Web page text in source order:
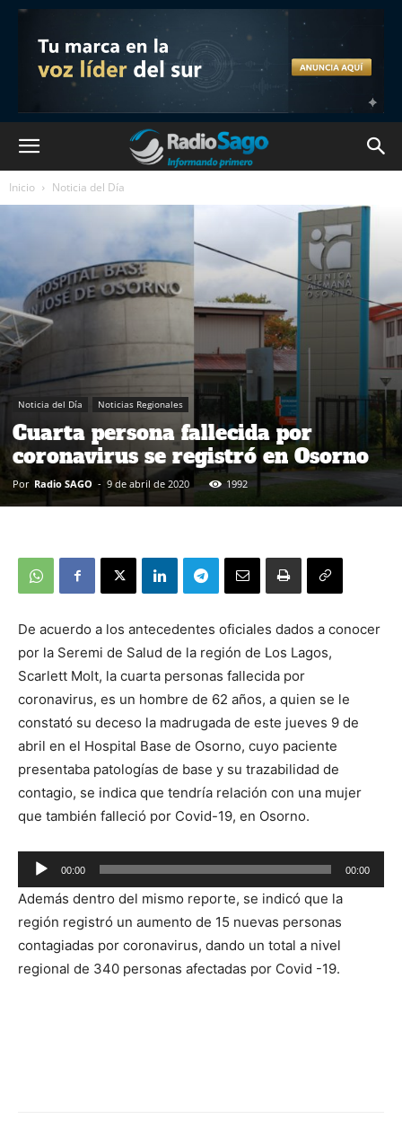
Inicio Noticia del Día
Noticia del Día Noticias Regionales
Cuarta persona fallecida por
coronavirus se registró en Osorno
Por Radio SAGO - 9 de abril de 2020 1992
De acuerdo a los antecedentes oficiales dados a conocer
por la Seremi de Salud de la región de Los Lagos,
Scarlett Molt, la cuarta personas fallecida por
coronavirus, es un hombre de 62 años, a quien se le
constató su deceso la madrugada de este jueves 9 de
abril en el Hospital Base de Osorno, cuyo paciente
presentaba patologías de base y su trazabilidad de
contagio, se indica que tendría relación con una mujer
que también falleció por Covid-19, en Osorno.
Reproductor
de
audio
00:00 00:00
Además dentro del mismo reporte, se indicó que la
región registró un aumento de 15 nuevas personas
contagiadas por coronavirus, dando un total a nivel
regional de 340 personas afectadas por Covid -19.